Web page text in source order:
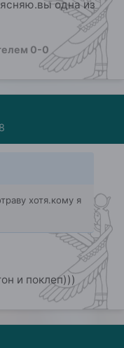
одна из
0-0
хотя.кому я
и поклеп)))